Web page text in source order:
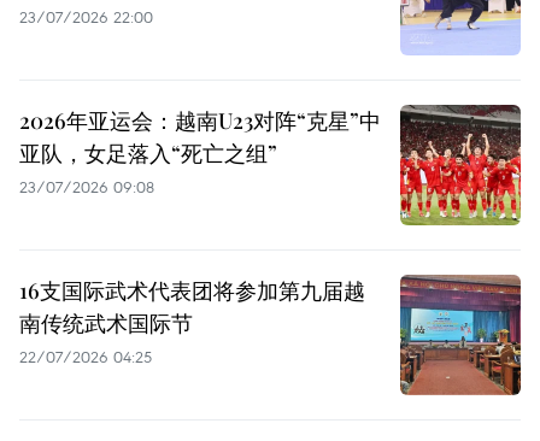
23/07/2026 22:00
2026年亚运会：越南U23对阵“克星”中
亚队，女足落入“死亡之组”
23/07/2026 09:08
16支国际武术代表团将参加第九届越
南传统武术国际节
22/07/2026 04:25